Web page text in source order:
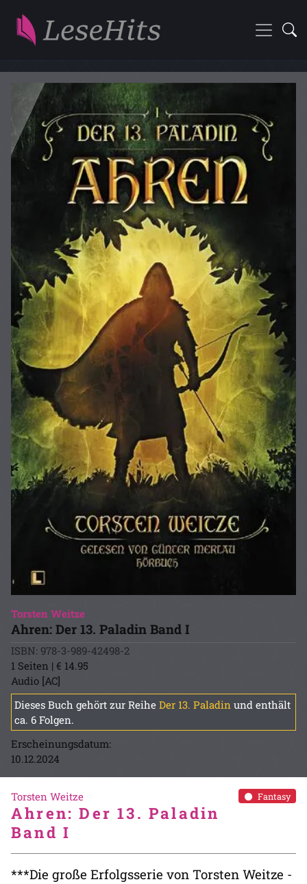
Torsten Weitze
Ahren: Der 13. Paladin Band I
ISBN: 978-3-989-42498-2
1 Seiten | € 14.95
Audio [AC]
Dieses Buch gehört zur Reihe Der 13. Paladin und enthält
ca. 6 Folgen.
Erscheinungsdatum:
10.12.2024
Fantasy
Torsten Weitze
Ahren: Der 13. Paladin
Band I
***Die große Erfolgsserie von Torsten Weitze -